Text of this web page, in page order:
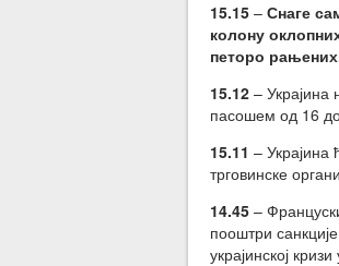
15.15 – Снаге
колону
петоро
15.12 – Украјина
пасошем од 16 до
15.11 – Украјина
трговинске
14.45 –
пооштри
украјинској